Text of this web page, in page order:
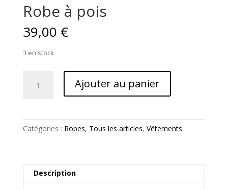
Robe à pois
39,00 €
3 en stock
Ajouter au panier
Catégories : Robes, Tous les articles, Vêtements
Description